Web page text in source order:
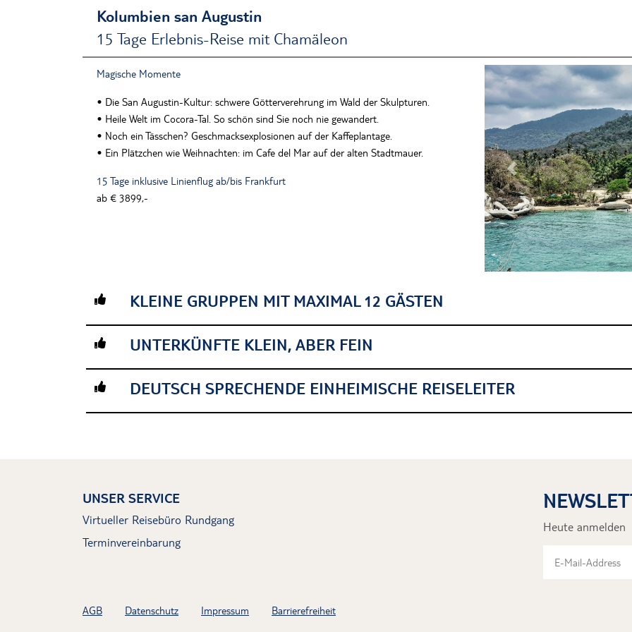
Kolumbien san Augustin
15 Tage Erlebnis-Reise mit Chamäleon
Magische Momente
• Die San Augustin-Kultur: schwere Götterverehrung im Wald der Skulpturen.
• Heile Welt im Cocora-Tal. So schön sind Sie noch nie gewandert.
• Noch ein Tässchen? Geschmacksexplosionen auf der Kaffeplantage.
• Ein Plätzchen wie Weihnachten: im Cafe del Mar auf der alten Stadtmauer.
15 Tage inklusive Linienflug ab/bis Frankfurt
ab € 3899,-
Previous
KLEINE GRUPPEN MIT MAXIMAL 12 GÄSTEN
UNTERKÜNFTE KLEIN, ABER FEIN
DEUTSCH SPRECHENDE EINHEIMISCHE REISELEITER
UNSER SERVICE
Virtueller Reisebüro Rundgang
Terminvereinbarung
Heute anmelden
AGB Datenschutz Impressum Barrierefreiheit